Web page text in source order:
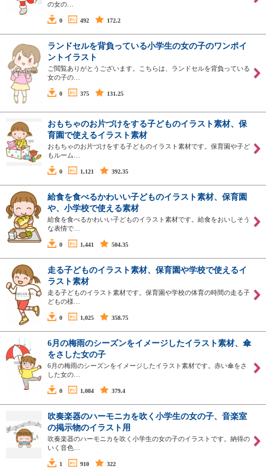
の女の…
0 492 172.2
ランドセルを背負っている小学生の女の子のワンポイ
ントイラスト
ご閲覧ありがとうございます。こちらは、ランドセルを背負っている
女の子の…
0 375 131.25
おもちゃのお片づけをする子どものイラスト素材、保
育園で使えるイラスト素材
おもちゃのお片づけをする子どものイラスト素材です。保育園や子ど
もルーム…
0 1,121 392.35
給食を食べるかわいい子どものイラスト素材、保育園
や、小学校で使える素材
給食を食べるかわいい子どものイラスト素材です。給食をおいしそう
な表情で…
0 1,441 504.35
走る子どものイラスト素材、保育園や学校で使えるイ
ラスト素材
走る子どものイラスト素材です。保育園や学校の体育の時間の走る子
どもの様…
0 1,025 358.75
6月の梅雨のシーズンをイメージしたイラスト素材、傘
をさした女の子
6月の梅雨のシーズンをイメージしたイラスト素材です。赤い傘をさ
した女の…
0 1,084 379.4
吹奏楽器のハーモニカを吹く小学生の女の子、音楽室
の掲示物のイラスト用
吹奏楽器のハーモニカを吹く小学生の女の子のイラストです。納得の
いく音色…
1 910 322